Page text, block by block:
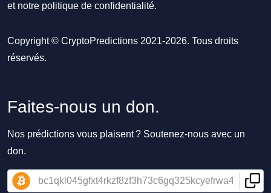
et notre politique de confidentialité.
Copyright © CryptoPredictions 2021-2026. Tous droits
réservés.
Faites-nous un don.
Nos prédictions vous plaisent ? Soutenez-nous avec un
don.